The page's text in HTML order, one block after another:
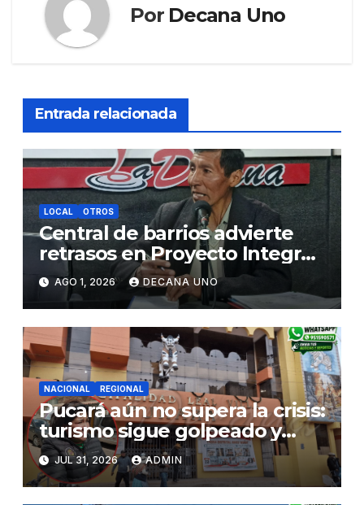
Por Decana Uno
Entrada relacionada
LOCAL OTROS
Central de barrios advierte
retrasos en Proyecto Integral
de Agua y Alcantarillado para
Juliaca
AGO 1, 2026 DECANA UNO
NACIONAL REGIONAL
Pucará aún no supera la crisis:
turismo sigue golpeado y
alcaldesa exige al nuevo
Gobierno fondos para obras
paralizadas
JUL 31, 2026 ADMIN